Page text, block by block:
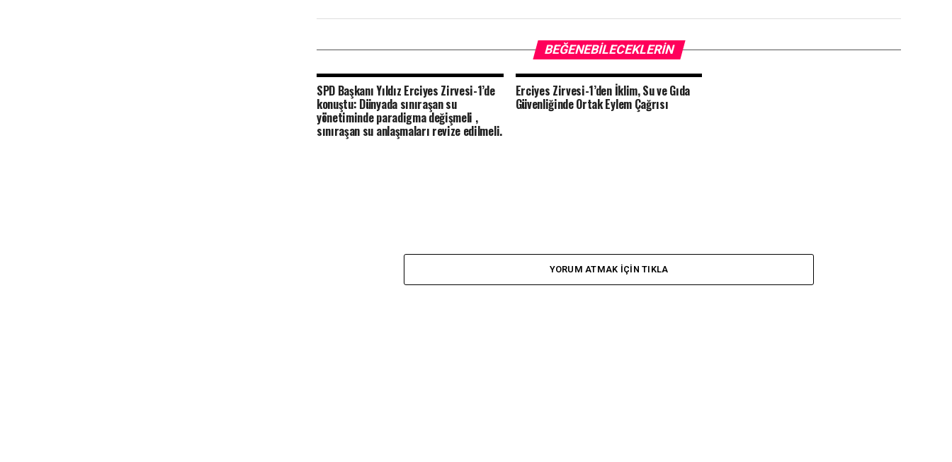
BEĞENEBILECEKLERIN
SPD Başkanı Yıldız Erciyes Zirvesi-1’de
konuştu: Dünyada sınıraşan su
yönetiminde paradigma değişmeli ,
sınıraşan su anlaşmaları revize edilmeli.
Erciyes Zirvesi-1’den İklim, Su ve Gıda
Güvenliğinde Ortak Eylem Çağrısı
YORUM ATMAK IÇIN TIKLA